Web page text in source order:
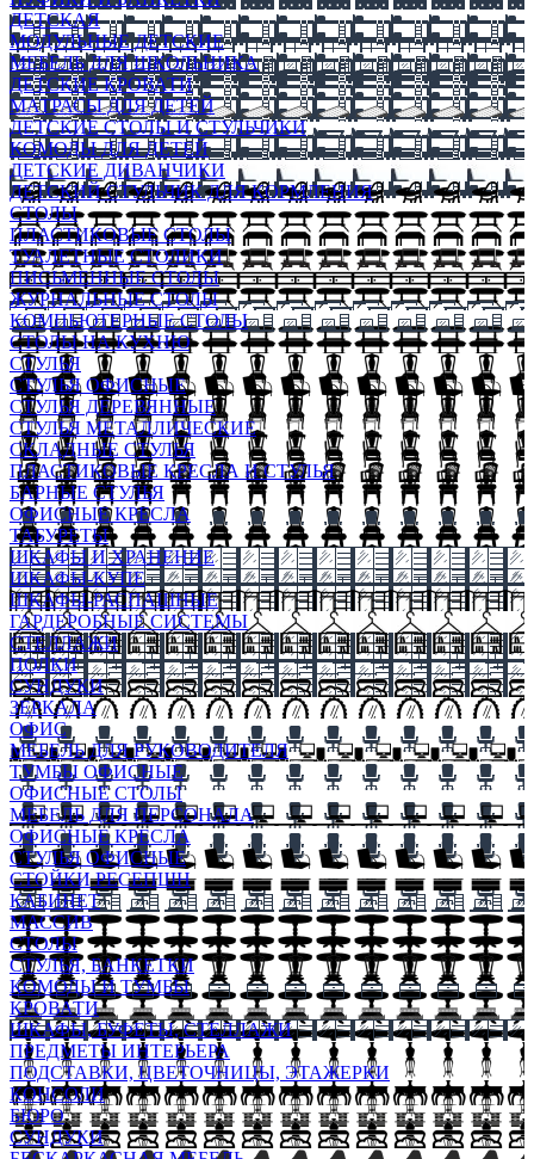
ДЕТСКАЯ
МОДУЛЬНЫЕ ДЕТСКИЕ
МЕБЕЛЬ ДЛЯ ШКОЛЬНИКА
ДЕТСКИЕ КРОВАТИ
МАТРАСЫ ДЛЯ ДЕТЕЙ
ДЕТСКИЕ СТОЛЫ И СТУЛЬЧИКИ
КОМОДЫ ДЛЯ ДЕТЕЙ
ДЕТСКИЕ ДИВАНЧИКИ
ДЕТСКИЙ СТУЛЬЧИК ДЛЯ КОРМЛЕНИЯ
СТОЛЫ
ПЛАСТИКОВЫЕ СТОЛЫ
ТУАЛЕТНЫЕ СТОЛИКИ
ПИСЬМЕННЫЕ СТОЛЫ
ЖУРНАЛЬНЫЕ СТОЛЫ
КОМПЬЮТЕРНЫЕ СТОЛЫ
СТОЛЫ НА КУХНЮ
СТУЛЬЯ
СТУЛЬЯ ОФИСНЫЕ
СТУЛЬЯ ДЕРЕВЯННЫЕ
СТУЛЬЯ МЕТАЛЛИЧЕСКИЕ
СКЛАДНЫЕ СТУЛЬЯ
ПЛАСТИКОВЫЕ КРЕСЛА И СТУЛЬЯ
БАРНЫЕ СТУЛЬЯ
ОФИСНЫЕ КРЕСЛА
ТАБУРЕТЫ
ШКАФЫ И ХРАНЕНИЕ
ШКАФЫ-КУПЕ
ШКАФЫ-РАСПАШНЫЕ
ГАРДЕРОБНЫЕ СИСТЕМЫ
СТЕЛЛАЖИ
ПОЛКИ
СУНДУКИ
ЗЕРКАЛА
ОФИС
МЕБЕЛЬ ДЛЯ РУКОВОДИТЕЛЯ
ТУМБЫ ОФИСНЫЕ
ОФИСНЫЕ СТОЛЫ
МЕБЕЛЬ ДЛЯ ПЕРСОНАЛА
ОФИСНЫЕ КРЕСЛА
СТУЛЬЯ ОФИСНЫЕ
СТОЙКИ РЕСЕПШН
КАБИНЕТ
МАССИВ
СТОЛЫ
СТУЛЬЯ, БАНКЕТКИ
КОМОДЫ И ТУМБЫ
КРОВАТИ
ШКАФЫ, БУФЕТЫ, СТЕЛЛАЖИ
ПРЕДМЕТЫ ИНТЕРЬЕРА
ПОДСТАВКИ, ЦВЕТОЧНИЦЫ, ЭТАЖЕРКИ
КОНСОЛИ
БЮРО
СУНДУКИ